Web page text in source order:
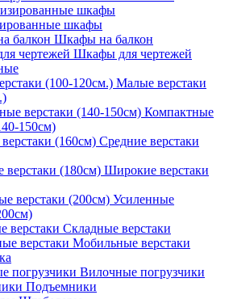
шкафы
Шкафы на балкон
Шкафы для чертежей
Малые верстаки
Компактные
150см)
Средние верстаки
Широкие верстаки
Усиленные
Складные верстаки
Мобильные верстаки
Вилочные погрузчики
Подъемники